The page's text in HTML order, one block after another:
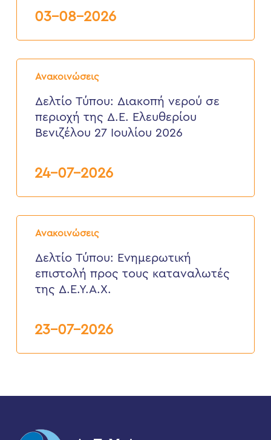
Σούδας,
έως
2026
03-08-2026
Ανακοινώσεις
Δελτίο
Τύπου:
νερού
περιοχή
2026
Δελτίο Τύπου: Διακοπή νερού σε
περιοχή της Δ.Ε. Ελευθερίου
Βενιζέλου 27 Ιουλίου 2026
24-07-2026
Ανακοινώσεις
Δελτίο
Τύπου:
επιστολή
προς
τους
καταναλωτές
Δελτίο Τύπου: Eνημερωτική
επιστολή προς τους καταναλωτές
της Δ.Ε.Υ.Α.Χ.
23-07-2026